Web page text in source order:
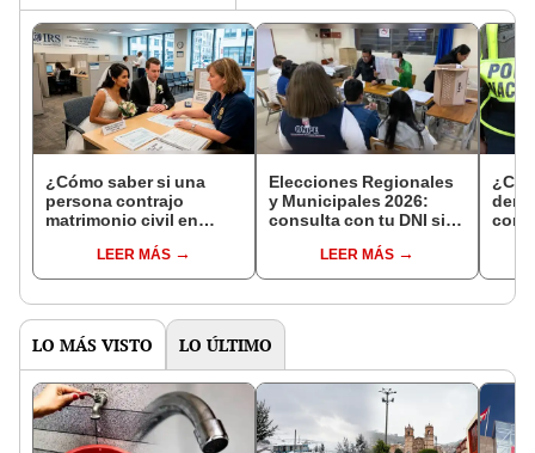
¿Cómo saber si una
persona contrajo
matrimonio civil en
LEER MÁS
Elecciones Regionales
y Municipales 2026:
consulta con tu DNI si
de mesa para este 4 de
octubre en el link oficial
LEER MÁS
con
LO MÁS VISTO LO ÚLTIMO